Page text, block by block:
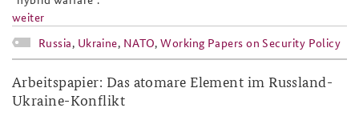
weiter
Russia, Ukraine, NATO,Working Papers on Security Policy
Arbeitspapier: Das atomare Element im Russland-
Ukraine-Konflikt